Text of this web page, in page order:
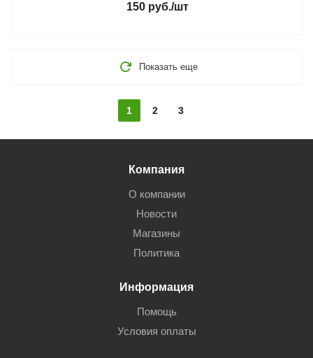
150руб./шт
Показать еще
1 2 3
Компания
О компании
Новости
Магазины
Политика
Информация
Помощь
Условия оплаты